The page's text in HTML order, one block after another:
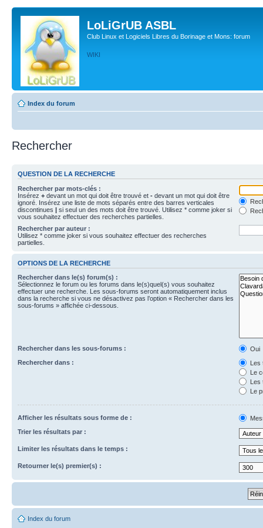
LoLiGrUB ASBL
Club Linux et Logiciels Libres du Borinage et Mons: forum
WIKI
Index du forum
Rechercher
QUESTION DE LA RECHERCHE
Rechercher par mots-clés :
Insérez + devant un mot qui doit être trouvé et - devant un mot qui doit être
ignoré. Insérez une liste de mots séparés entre des barres verticales
discontinues | si seul un des mots doit être trouvé. Utilisez * comme joker si
vous souhaitez effectuer des recherches partielles.
Rechercher par auteur :
Utilisez * comme joker si vous souhaitez effectuer des recherches
partielles.
OPTIONS DE LA RECHERCHE
Rechercher dans le(s) forum(s) :
Sélectionnez le forum ou les forums dans le(s)quel(s) vous souhaitez
effectuer une recherche. Les sous-forums seront automatiquement inclus
dans la recherche si vous ne désactivez pas l’option « Rechercher dans les
sous-forums » affichée ci-dessous.
Rechercher dans les sous-forums :
Oui
Rechercher dans :
Les
Le
Les
Le
Afficher les résultats sous forme de :
Trier les résultats par :
Limiter les résultats dans le temps :
Retourner le(s) premier(s) :
Index du forum